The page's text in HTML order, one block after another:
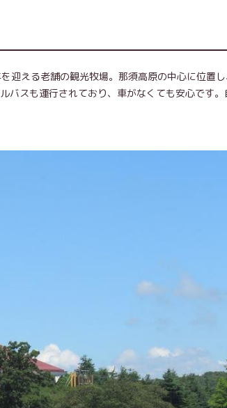
迎える老舗の観光牧場。那須高原の中心に位置
バスも運行されており、車がなくても安心です。